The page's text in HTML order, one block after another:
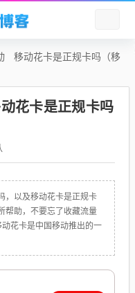
移动花卡是正规卡吗（移
花卡是正规卡吗
，以及移动花卡是正规卡
帮助，不要忘了收藏流量
花卡是中国移动推出的一